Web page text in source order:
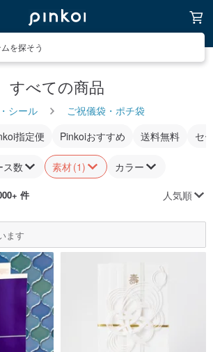
を探そう
すべての商品
シール
ご祝儀袋・ポチ袋
指定便 Pinkoiおすすめ 送料無料 セ
ス数 素材(1) カラー
件 人気順
ます